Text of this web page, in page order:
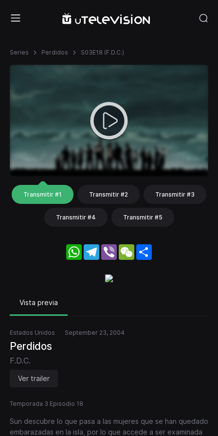
Series Perdidos S03E18 (F.D.C.)
Transmitir #1 Transmitir #2 Transmitir #3
Transmitir #4 Transmitir #5
WhatsApp
Telegram
Viber WeChat
Vista previa
Estados Unidos September 23, 2004
Perdidos
F.D.C.
Ver trailer
Temporada 3 Episodio 18
Sun descubre lo que pasa a las mujeres que se han quedado
embarazadas en la isla, por lo que accede a ser examinada